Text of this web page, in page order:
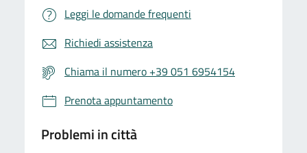
Leggi le domande frequenti
Richiedi assistenza
Chiama il numero +39 051 6954154
Prenota appuntamento
Problemi in città